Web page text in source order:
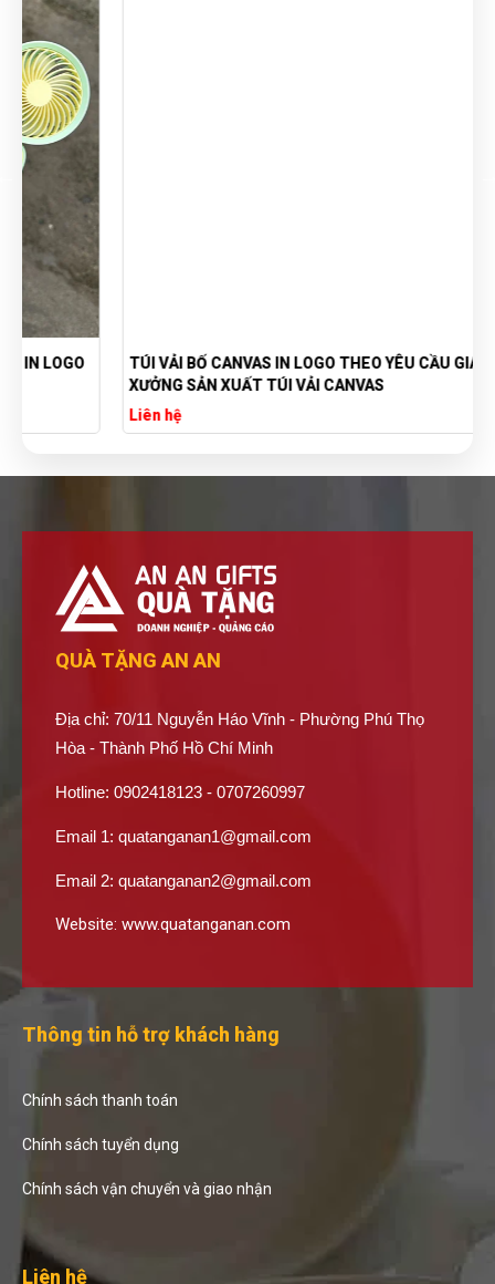
TÚI VẢI BỐ CANVAS IN LOGO THEO YÊU CẦU GIÁ RẺ -
XƯỞNG SẢN XUẤT TÚI VẢI CANVAS
QUÀ TẶNG AN AN
Địa chỉ: 70/11 Nguyễn Háo Vĩnh - Phường Phú Thọ
Hòa - Thành Phố Hồ Chí Minh
Hotline: 0902418123 - 0707260997
Email 1: quatanganan1@gmail.com
Email 2: quatanganan2@gmail.com
Website: www.quatanganan.com
Thông tin hỗ trợ khách hàng
Chính sách thanh toán
Chính sách tuyển dụng
Chính sách vận chuyển và giao nhận
Liên hệ